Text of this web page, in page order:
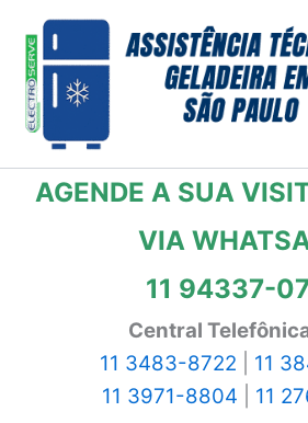
para
conteúdo
AGENDE A SUA
VIA
11 94337-
Central
11 3483-8722
11
11 3971-8804
11